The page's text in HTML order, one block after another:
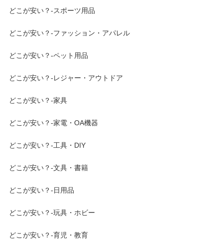
どこが安い？-スポーツ用品
どこが安い？-ファッション・アパレル
どこが安い？-ペット用品
どこが安い？-レジャー・アウトドア
どこが安い？-家具
どこが安い？-家電・OA機器
どこが安い？-工具・DIY
どこが安い？-文具・書籍
どこが安い？-日用品
どこが安い？-玩具・ホビー
どこが安い？-育児・教育